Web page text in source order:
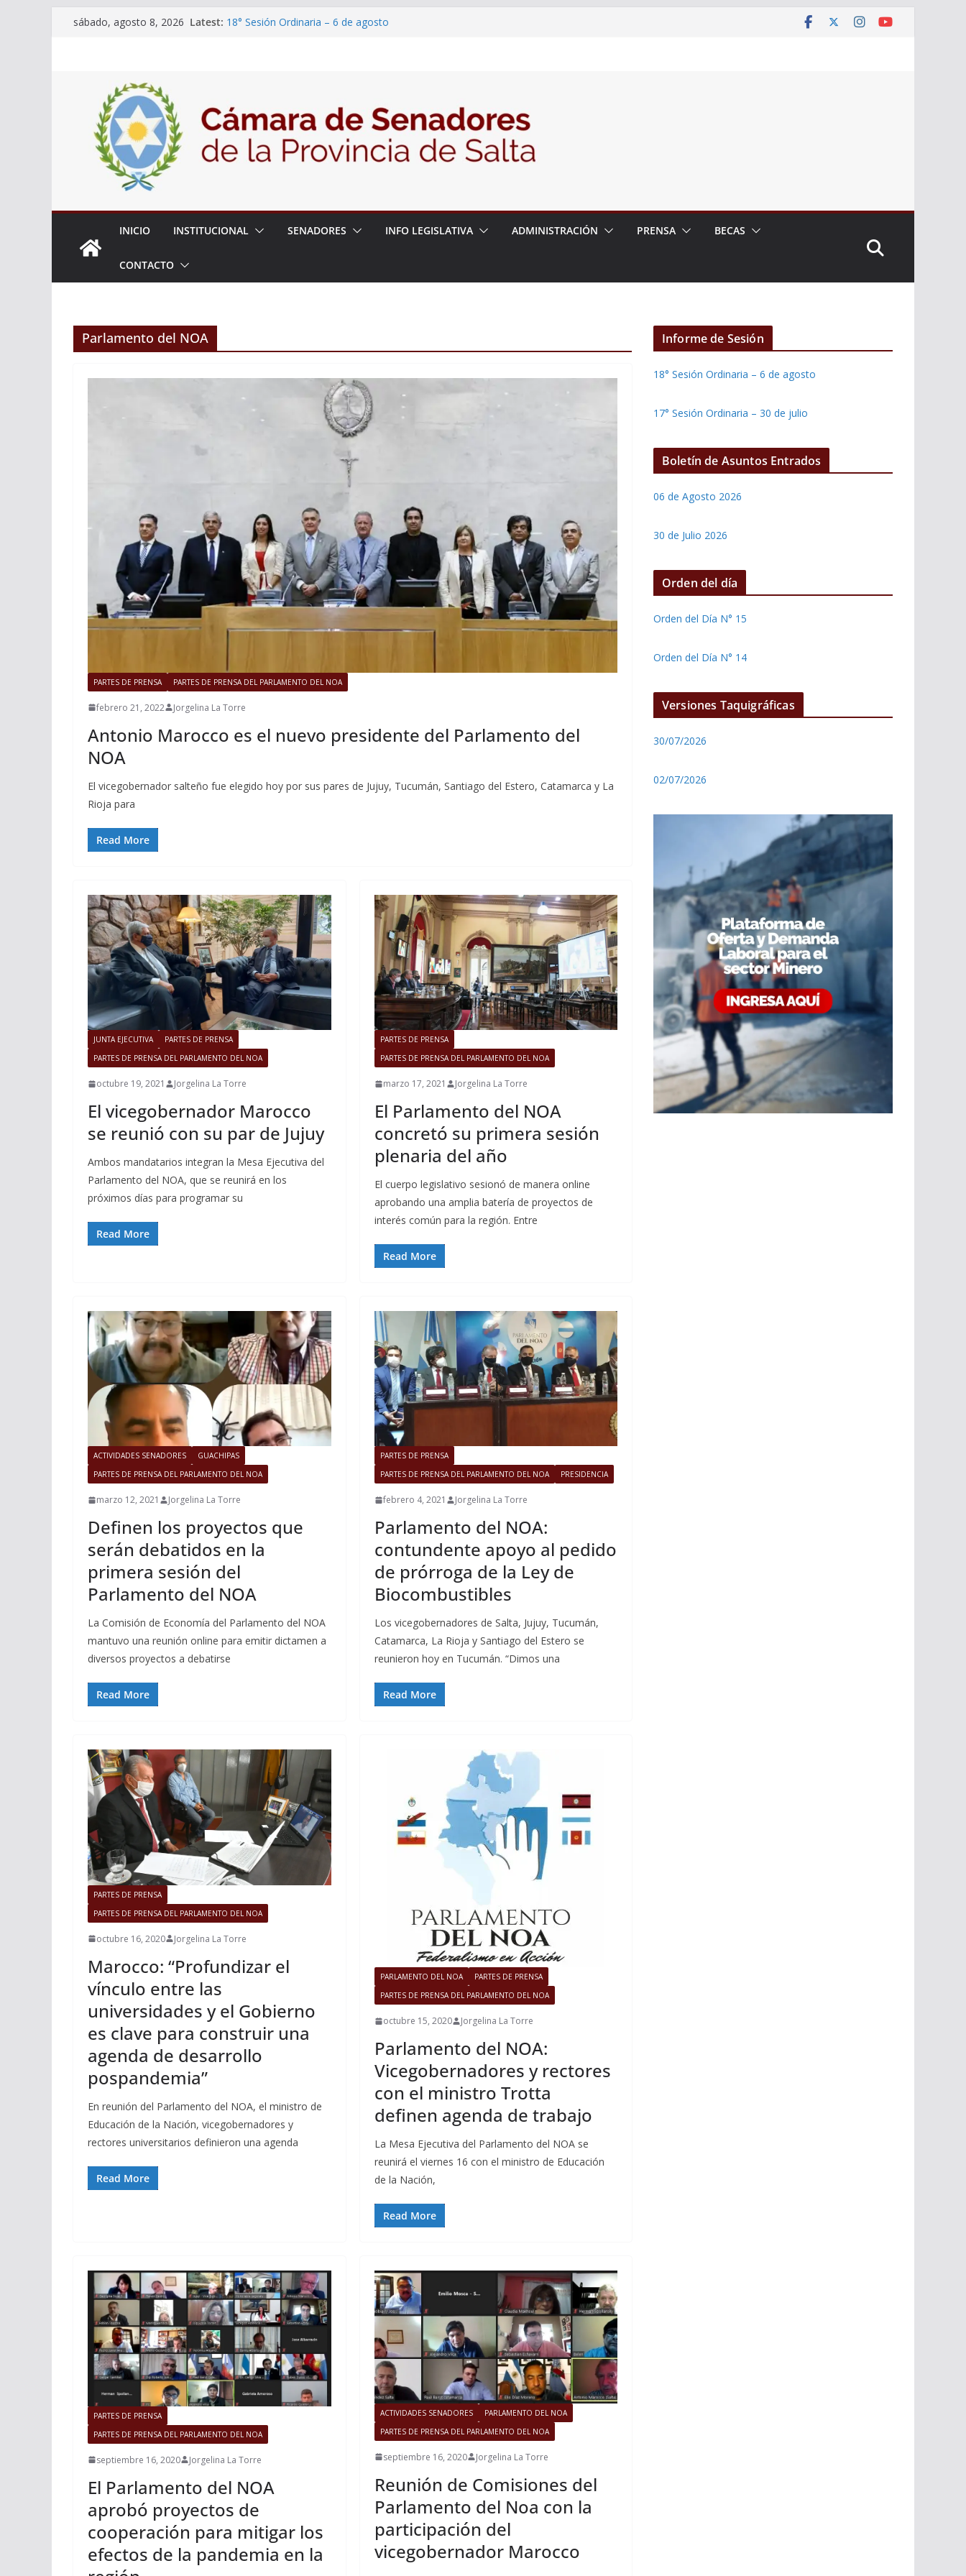
sábado, agosto 8, 2026 Latest: 18° Sesión Ordinaria – 6 de agosto
Expte. Nº 90-34.516/2026 – 06/08/26 – Créase el Ente Salteño
de Protección y Control Vegetal
INICIO INSTITUCIONAL SENADORES INFO LEGISLATIVA ADMINISTRACIÓN PRENSA BECAS
CONTACTO
Parlamento del NOA
PARTES DE PRENSA PARTES DE PRENSA DEL PARLAMENTO DEL NOA
febrero 21, 2022 Jorgelina La Torre
Antonio Marocco es el nuevo presidente del Parlamento del
NOA
El vicegobernador salteño fue elegido hoy por sus pares de Jujuy, Tucumán, Santiago del Estero, Catamarca y La
Rioja para
Read More
JUNTA EJECUTIVA
PARTES DE PRENSA
PARTES DE PRENSA DEL PARLAMENTO DEL NOA
octubre 19, 2021 Jorgelina La Torre
El vicegobernador Marocco
se reunió con su par de Jujuy
Ambos mandatarios integran la Mesa Ejecutiva del
Parlamento del NOA, que se reunirá en los
próximos días para programar su
Read More
PARTES DE PRENSA
PARTES DE PRENSA DEL PARLAMENTO DEL NOA
marzo 17, 2021 Jorgelina La Torre
El Parlamento del NOA
concretó su primera sesión
plenaria del año
El cuerpo legislativo sesionó de manera online
aprobando una amplia batería de proyectos de
interés común para la región. Entre
Read More
ACTIVIDADES SENADORES
GUACHIPAS
PARTES DE PRENSA DEL PARLAMENTO DEL NOA
marzo 12, 2021 Jorgelina La Torre
Definen los proyectos que
serán debatidos en la
primera sesión del
Parlamento del NOA
La Comisión de Economía del Parlamento del NOA
mantuvo una reunión online para emitir dictamen a
diversos proyectos a debatirse
Read More
PARTES DE PRENSA
PARTES DE PRENSA DEL PARLAMENTO DEL NOA
PRESIDENCIA
febrero 4, 2021 Jorgelina La Torre
Parlamento del NOA:
contundente apoyo al pedido
de prórroga de la Ley de
Biocombustibles
Los vicegobernadores de Salta, Jujuy, Tucumán,
Catamarca, La Rioja y Santiago del Estero se
reunieron hoy en Tucumán. “Dimos una
Read More
PARTES DE PRENSA
PARTES DE PRENSA DEL PARLAMENTO DEL NOA
octubre 16, 2020 Jorgelina La Torre
Marocco: “Profundizar el
vínculo entre las
universidades y el Gobierno
es clave para construir una
agenda de desarrollo
pospandemia”
En reunión del Parlamento del NOA, el ministro de
Educación de la Nación, vicegobernadores y
rectores universitarios definieron una agenda
Read More
PARLAMENTO DEL NOA
PARTES DE PRENSA
PARTES DE PRENSA DEL PARLAMENTO DEL NOA
octubre 15, 2020 Jorgelina La Torre
Parlamento del NOA:
Vicegobernadores y rectores
con el ministro Trotta
definen agenda de trabajo
La Mesa Ejecutiva del Parlamento del NOA se
reunirá el viernes 16 con el ministro de Educación
de la Nación,
Read More
PARTES DE PRENSA
PARTES DE PRENSA DEL PARLAMENTO DEL NOA
septiembre 16, 2020 Jorgelina La Torre
El Parlamento del NOA
aprobó proyectos de
cooperación para mitigar los
efectos de la pandemia en la
ACTIVIDADES SENADORES
PARLAMENTO DEL NOA
PARTES DE PRENSA DEL PARLAMENTO DEL NOA
septiembre 16, 2020 Jorgelina La Torre
Reunión de Comisiones del
Parlamento del Noa con la
participación del
vicegobernador Marocco
Informe de Sesión
18° Sesión Ordinaria – 6 de agosto
17° Sesión Ordinaria – 30 de julio
Boletín de Asuntos Entrados
06 de Agosto 2026
30 de Julio 2026
Orden del día
Orden del Día N° 15
Orden del Día N° 14
Versiones Taquigráficas
30/07/2026
02/07/2026